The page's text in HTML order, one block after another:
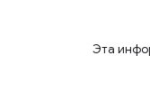
Эта